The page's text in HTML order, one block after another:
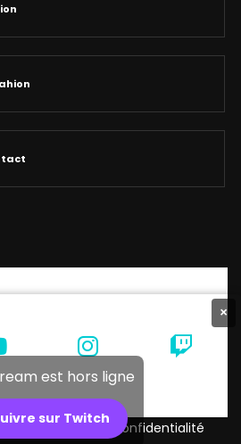
×
est hors ligne
sur Twitch
| Politique de confidentialité